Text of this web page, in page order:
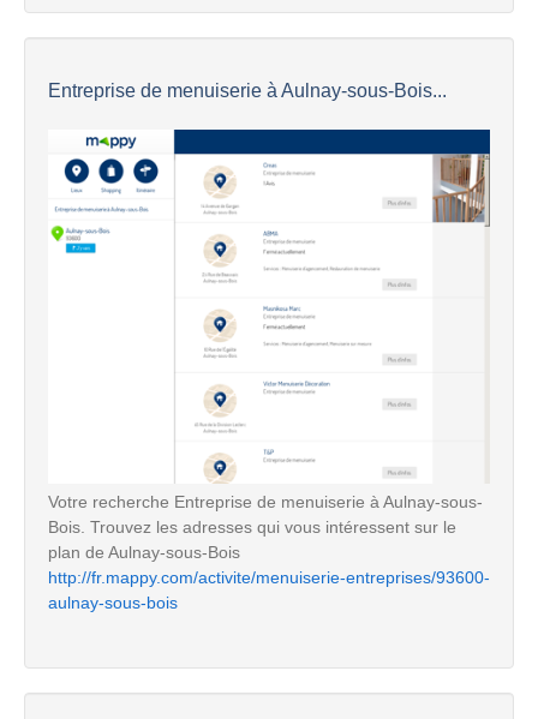
Entreprise de menuiserie à Aulnay-sous-Bois...
Votre recherche Entreprise de menuiserie à Aulnay-sous-
Bois. Trouvez les adresses qui vous intéressent sur le
plan de Aulnay-sous-Bois
http://fr.mappy.com/activite/menuiserie-entreprises/93600-
aulnay-sous-bois